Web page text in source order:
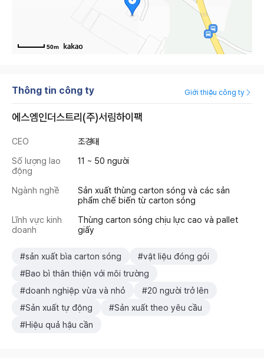
50m
Thông tin công ty Giới thiệu công ty
에스엠인더스트리(주)서림하이팩
CEO
조경태
Số lượng lao
động
11 ~ 50 người
Ngành nghề
Sản xuất thùng carton sóng và các sản
phẩm chế biến từ carton sóng
Lĩnh vực kinh
doanh
Thùng carton sóng chịu lực cao và pallet
giấy
#sản xuất bìa carton sóng
#vật liệu đóng gói
#Bao bì thân thiện với môi trường
#doanh nghiệp vừa và nhỏ
#20 người trở lên
#Sản xuất tự động
#Sản xuất theo yêu cầu
#Hiệu quả hậu cần